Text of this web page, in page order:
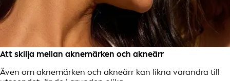
Att skilja mellan aknemärken och akneärr
Även om aknemärken och akneärr kan likna varandra till